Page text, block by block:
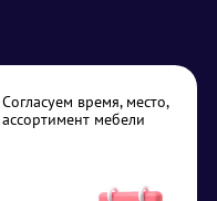
Согласуем время, место,
ассортимент мебели